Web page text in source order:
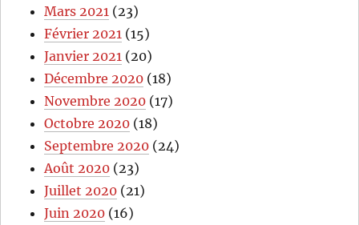
Mars 2021 (23)
Février 2021 (15)
Janvier 2021 (20)
Décembre 2020 (18)
Novembre 2020 (17)
Octobre 2020 (18)
Septembre 2020 (24)
Août 2020 (23)
Juillet 2020 (21)
Juin 2020 (16)